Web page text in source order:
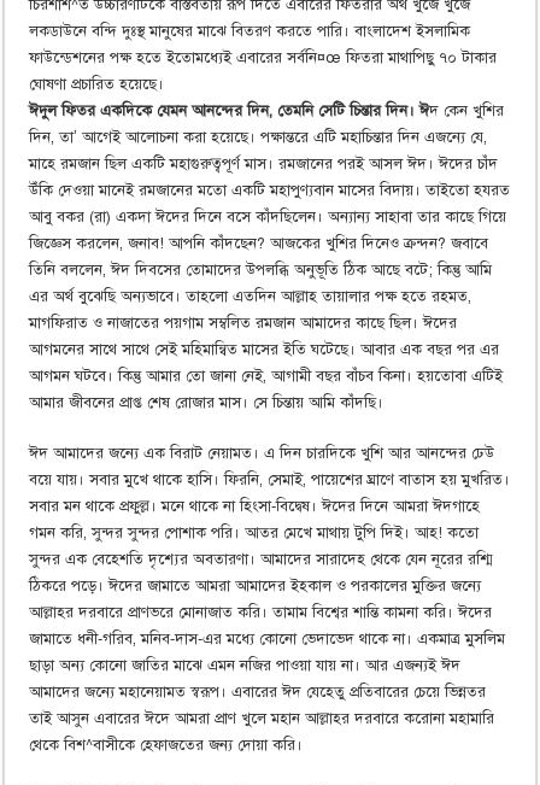
চিরশাশ^ত উচ্চারণটিকে বাস্তবতায় রূপ দিতে এবারের ফিতরার অর্থ খুঁজে খুঁজে
লকডাউনে বন্দি দুঃস্থ মানুষের মাঝে বিতরণ করতে পারি। বাংলাদেশ ইসলামিক
ফাউন্ডেশনের পক্ষ হতে ইতোমধ্যেই এবারের সর্বনি¤œ ফিতরা মাথাপিছু ৭০ টাকার
ঘোষণা প্রচারিত হয়েছে।
ঈদুল ফিতর একদিকে যেমন আনন্দের দিন, তেমনি সেটি চিন্তার দিন। ঈদ কেন খুশির
দিন, তা’ আগেই আলোচনা করা হয়েছে। পক্ষান্তরে এটি মহাচিন্তার দিন এজন্যে যে,
মাহে রমজান ছিল একটি মহাগুরুত্বপূর্ণ মাস। রমজানের পরই আসল ঈদ। ঈদের চাঁদ
উঁকি দেওয়া মানেই রমজানের মতো একটি মহাপুণ্যবান মাসের বিদায়। তাইতো হযরত
আবু বকর (রা) একদা ঈদের দিনে বসে কাঁদছিলেন। অন্যান্য সাহাবা তার কাছে গিয়ে
জিজ্ঞেস করলেন, জনাব! আপনি কাঁদছেন? আজকের খুশির দিনেও ক্রন্দন? জবাবে
তিনি বললেন, ঈদ দিবসের তোমাদের উপলব্ধি অনুভূতি ঠিক আছে বটে; কিন্তু আমি
এর অর্থ বুঝেছি অন্যভাবে। তাহলো এতদিন আল্লাহ তায়ালার পক্ষ হতে রহমত,
মাগফিরাত ও নাজাতের পয়গাম সম্বলিত রমজান আমাদের কাছে ছিল। ঈদের
আগমনের সাথে সাথে সেই মহিমান্বিত মাসের ইতি ঘটেছে। আবার এক বছর পর এর
আগমন ঘটবে। কিন্তু আমার তো জানা নেই, আগামী বছর বাঁচব কিনা। হয়তোবা এটিই
আমার জীবনের প্রাপ্ত শেষ রোজার মাস। সে চিন্তায় আমি কাঁদছি।
ঈদ আমাদের জন্যে এক বিরাট নেয়ামত। এ দিন চারদিকে খুশি আর আনন্দের ঢেউ
বয়ে যায়। সবার মুখে থাকে হাসি। ফিরনি, সেমাই, পায়েশের ঘ্রাণে বাতাস হয় মুখরিত।
সবার মন থাকে প্রফুল্ল। মনে থাকে না হিংসা-বিদ্বেষ। ঈদের দিনে আমরা ঈদগাহে
গমন করি, সুন্দর সুন্দর পোশাক পরি। আতর মেখে মাথায় টুপি দিই। আহ! কতো
সুন্দর এক বেহেশতি দৃশ্যের অবতারণা। আমাদের সারাদেহ থেকে যেন নূরের রশ্মি
ঠিকরে পড়ে। ঈদের জামাতে আমরা আমাদের ইহকাল ও পরকালের মুক্তির জন্যে
আল্লাহর দরবারে প্রাণভরে মোনাজাত করি। তামাম বিশ্বের শান্তি কামনা করি। ঈদের
জামাতে ধনী-গরিব, মনিব-দাস-এর মধ্যে কোনো ভেদাভেদ থাকে না। একমাত্র মুসলিম
ছাড়া অন্য কোনো জাতির মাঝে এমন নজির পাওয়া যায় না। আর এজন্যই ঈদ
আমাদের জন্যে মহানেয়ামত স্বরূপ। এবারের ঈদ যেহেতু প্রতিবারের চেয়ে ভিন্নতর
তাই আসুন এবারের ঈদে আমরা প্রাণ খুলে মহান আল্লাহর দরবারে করোনা মহামারি
থেকে বিশ^বাসীকে হেফাজতের জন্য দোয়া করি।